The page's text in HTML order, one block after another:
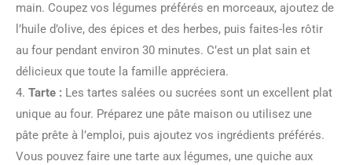
main. Coupez vos légumes préférés en morceaux, ajoutez de
l’huile d’olive, des épices et des herbes, puis faites-les rôtir
au four pendant environ 30 minutes. C’est un plat sain et
délicieux que toute la famille appréciera.
4. Tarte : Les tartes salées ou sucrées sont un excellent plat
unique au four. Préparez une pâte maison ou utilisez une
pâte prête à l’emploi, puis ajoutez vos ingrédients préférés.
Vous pouvez faire une tarte aux légumes, une quiche aux